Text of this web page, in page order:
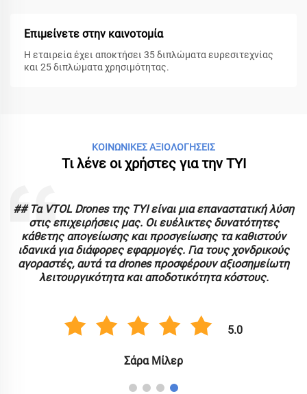
Επιμείνετε στην καινοτομία
Η εταιρεία έχει αποκτήσει 35 διπλώματα ευρεσιτεχνίας
και 25 διπλώματα χρησιμότητας.
ΚΟΙΝΩΝΙΚΕΣ ΑΞΙΟΛΟΓΗΣΕΙΣ
Τι λένε οι χρήστες για την TYI
## Τα VTOL Drones της TYI είναι μια επαναστατική λύση
στις επιχειρήσεις μας. Οι ευέλικτες δυνατότητες
κάθετης απογείωσης και προσγείωσης τα καθιστούν
ιδανικά για διάφορες εφαρμογές. Για τους χονδρικούς
αγοραστές, αυτά τα drones προσφέρουν αξιοσημείωτη
λειτουργικότητα και αποδοτικότητα κόστους.
5.0
Σάρα Μίλερ